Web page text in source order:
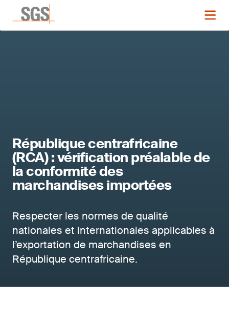
République centrafricaine
(RCA) : vérification préalable de
la conformité des
marchandises importées
Respecter les normes de qualité
nationales et internationales applicables à
l’exportation de marchandises en
République centrafricaine.